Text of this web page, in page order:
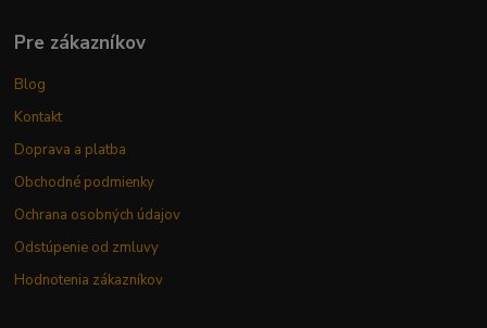
Pre zákazníkov
Blog
Kontakt
Doprava a platba
Obchodné podmienky
Ochrana osobných údajov
Odstúpenie od zmluvy
Hodnotenia zákazníkov